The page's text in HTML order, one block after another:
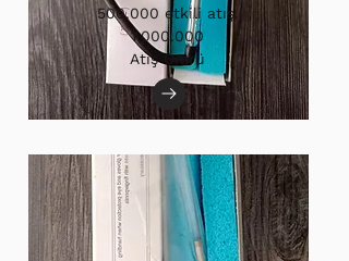
500.000 etkili atış.
1.000.000
Atış Ömrü